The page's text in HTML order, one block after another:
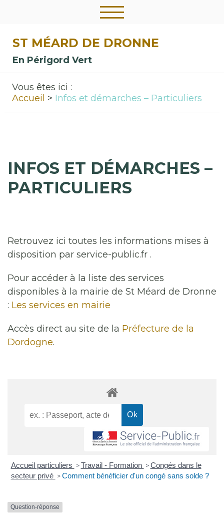
ST MÉARD DE DRONNE
En Périgord Vert
Vous êtes ici :
Accueil
Infos et démarches – Particuliers
INFOS ET DÉMARCHES –
PARTICULIERS
Retrouvez ici toutes les informations mises à
disposition par service-public.fr .
Pour accéder à la liste des services
disponibles à la mairie de St Méard de Dronne
: Les services en mairie
Accès direct au site de la Préfecture de la
Dordogne.
Accueil particuliers > Travail - Formation > Congés dans le
secteur privé > Comment bénéficier d'un congé sans solde ?
Question-réponse